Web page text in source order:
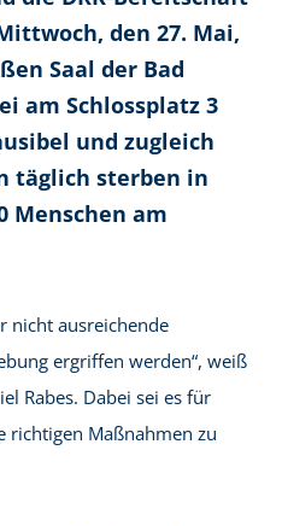
den 27. Mai,
Saal der Bad
am Schlossplatz 3
und zugleich
täglich sterben in
Menschen am
nicht ausreichende
ergriffen werden“, weiß
Rabes. Dabei sei es für
richtigen Maßnahmen zu